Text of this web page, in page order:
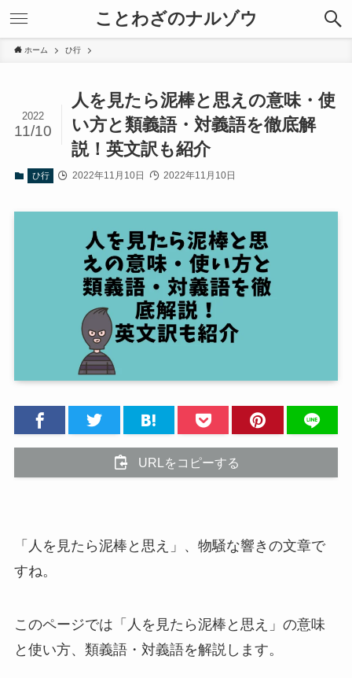
ことわざのナルゾウ
ホーム ひ行
人を見たら泥棒と思えの意味・使
い方と類義語・対義語を徹底解
説！英文訳も紹介
2022
11/10
ひ行 2022年11月10日 2022年11月10日
URLをコピーする
「人を見たら泥棒と思え」、物騒な響きの文章で
すね。
このページでは「人を見たら泥棒と思え」の意味
と使い方、類義語・対義語を解説します。